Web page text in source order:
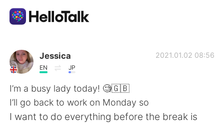
แอปแลกเปลี่ยนทางภาษา
AI Grammar Checker
ไทย
Jessica
EN JP
2021.01.02 08:56
I’m a busy lady today! 🧐🇬🇧
I’ll go back to work on Monday so
I want to do everything before the break is